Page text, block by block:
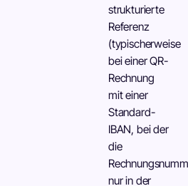
strukturierte
Referenz
(typischerweise
bei einer QR-
Rechnung
mit einer
Standard-
IBAN, bei der
die
nur in der